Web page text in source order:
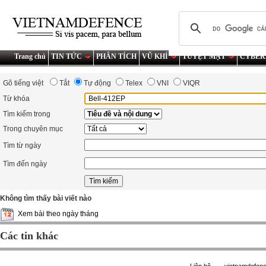
Trang chủ TIN TỨC PHÂN TÍCH VŨ KHÍ TUYỆT MẬT
Gõ tiếng việt Tắt Tự động Telex VNI
VIQR
Từ khóa
Tìm kiếm trong
Trong chuyên mục
Tìm từ ngày
Tìm đến ngày
Không tìm thấy bài viết nào
Xem bài theo ngày tháng
Các tin khác